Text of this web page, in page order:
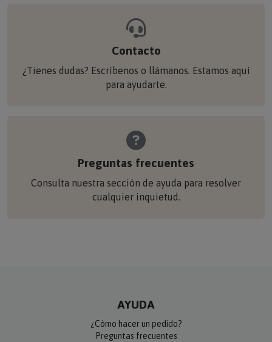
Contacto
¿Tienes dudas? Escríbenos o llámanos. Estamos aquí
para ayudarte.
Preguntas frecuentes
Consulta nuestra sección de ayuda para resolver
cualquier inquietud.
AYUDA
¿Cómo hacer un pedido?
Preguntas frecuentes